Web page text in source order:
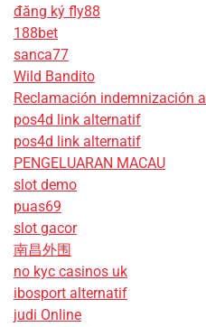
đăng ký fly88
188bet
sanca77
Wild Bandito
Reclamación indemnización
pos4d link alternatif
pos4d link alternatif
PENGELUARAN MACAU
slot demo
puas69
slot gacor
南昌外围
no kyc casinos uk
ibosport alternatif
judi Online